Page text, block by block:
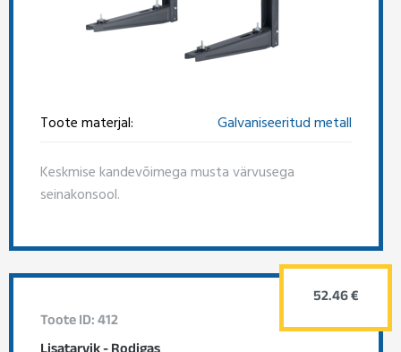
Toote materjal: Galvaniseeritud metall
Keskmise kandevõimega musta värvusega
seinakonsool.
Toote ID: 412
52.46 €